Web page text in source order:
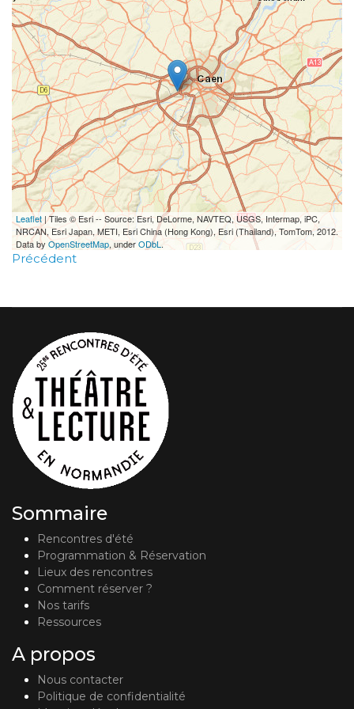
Leaflet | Tiles © Esri -- Source: Esri, DeLorme, NAVTEQ, USGS, Intermap, iPC,
NRCAN, Esri Japan, METI, Esri China (Hong Kong), Esri (Thailand), TomTom, 2012.
Data by OpenStreetMap, underODbL .
Précédent
Sommaire
Rencontres d'été
Programmation & Réservation
Lieux des rencontres
Comment réserver ?
Nos tarifs
Ressources
A propos
Nous contacter
Politique de confidentialité